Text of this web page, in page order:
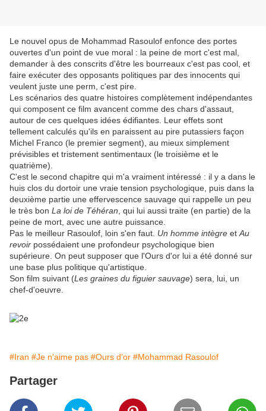
Le nouvel opus de Mohammad Rasoulof enfonce des portes
ouvertes d'un point de vue moral : la peine de mort c'est mal,
demander à des conscrits d'être les bourreaux c'est pas cool, et
faire exécuter des opposants politiques par des innocents qui
veulent juste une perm, c'est pire.
Les scénarios des quatre histoires complètement indépendantes
qui composent ce film avancent comme des chars d'assaut,
autour de ces quelques idées édifiantes. Leur effets sont
tellement calculés qu'ils en paraissent au pire putassiers façon
Michel Franco (le premier segment), au mieux simplement
prévisibles et tristement sentimentaux (le troisième et le
quatrième).
C'est le second chapitre qui m'a vraiment intéressé : il y a dans le
huis clos du dortoir une vraie tension psychologique, puis dans la
deuxième partie une effervescence sauvage qui rappelle un peu
le très bon La loi de Téhéran , qui lui aussi traite (en partie) de la
peine de mort, avec une autre puissance.
Pas le meilleur Rasoulof, loin s'en faut. Un homme intègre et Au
revoir possédaient une profondeur psychologique bien
supérieure. On peut supposer que l'Ours d'or lui a été donné sur
une base plus politique qu'artistique.
Son film suivant (Les graines du figuier sauvage) sera, lui, un
chef-d'oeuvre.
#Iran #Je n'aime pas #Ours d'or #Mohammad Rasoulof
Partager